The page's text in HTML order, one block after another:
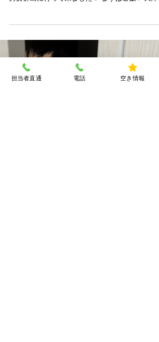
男女群島釣行🐟
皆さん！ おはようございます😊 寒波が戻ってき
ような気がします💦 体調は大丈夫ですか？ この
男女群島に行って来ました！ まずはご飯✨ 天津
に焼きおにぎり 明石焼きに焼きそば．．． 豪華
担当者直通 電話 空き情報